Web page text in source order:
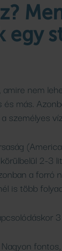
egy
nem
más.
személyes
2-3
a forró
is több